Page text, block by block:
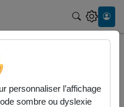
: Ça bouge 2…
personnaliser l’affichage
sombre ou dyslexie